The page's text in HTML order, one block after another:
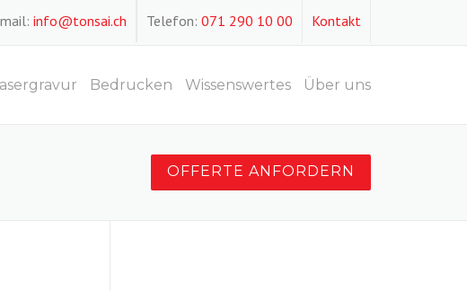
Kontakt
Telefon: 071 290 10 00
info@tonsai.ch
Bedrucken Wissenswertes Über uns
OFFERTE ANFORDERN